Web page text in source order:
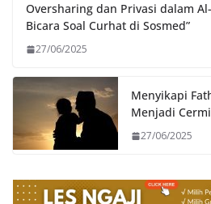
Oversharing dan Privasi dalam
Bicara Soal Curhat di Sosmed”
27/06/2025
Menyikapi
Menjadi
27/06/2025